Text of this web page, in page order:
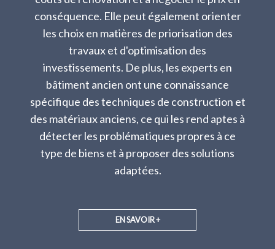
conséquence. Elle peut également orienter
les choix en matières de priorisation des
travaux et d'optimisation des
investissements. De plus, les experts en
bâtiment ancien ont une connaissance
spécifique des techniques de construction et
des matériaux anciens, ce qui les rend aptes à
détecter les problématiques propres à ce
type de biens et à proposer des solutions
adaptées.
EN SAVOIR +